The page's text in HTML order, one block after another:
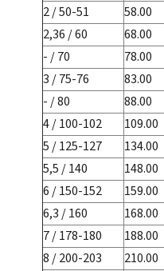
2 / 50-51
58.00
2,36 / 60
68.00
- / 70
78.00
3 / 75-76
83.00
- / 80
88.00
4 / 100-102
109.00
5 / 125-127
134.00
5,5 / 140
148.00
6 / 150-152
159.00
6,3 / 160
168.00
7 / 178-180
188.00
8 / 200-203
210.00